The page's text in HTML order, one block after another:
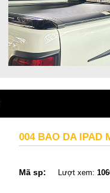
004 BAO DA IPAD
Mã sp: Lượt xem: